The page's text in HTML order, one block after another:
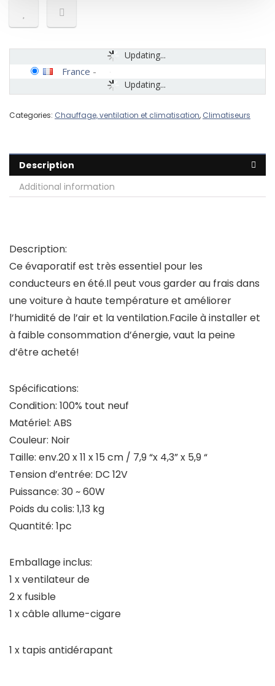
Updating...
Updating...
France -
Categories: Chauffage, ventilation et climatisation, Climatiseurs
Description
Additional information
Description:
Ce évaporatif est très essentiel pour les
conducteurs en été.Il peut vous garder au frais dans
une voiture à haute température et améliorer
l’humidité de l’air et la ventilation.Facile à installer et
à faible consommation d’énergie, vaut la peine
d’être acheté!
Spécifications:
Condition: 100% tout neuf
Matériel: ABS
Couleur: Noir
Taille: env.20 x 11 x 15 cm / 7,9 “x 4,3” x 5,9 “
Tension d’entrée: DC 12V
Puissance: 30 ~ 60W
Poids du colis: 1,13 kg
Quantité: 1pc
Emballage inclus:
1 x ventilateur de
2 x fusible
1 x câble allume-cigare
1 x tapis antidérapant